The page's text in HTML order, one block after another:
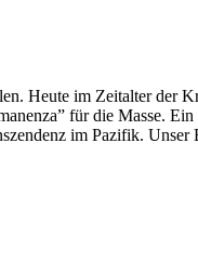
Heute im Zeitalter der
für die Masse.
im Pazifik.